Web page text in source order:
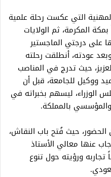
التي عكست رحلة علمية
المكرمة، ثم الولايات
على درجتي الماجستير
عودته، أنطلقت رحلته
حيث تدرج في المناصب
ووكيل للجامعة، قبل أن
الوزراء، ليسهم بخبراته في
والمؤسسي بالمملكة.
حيث فُتح باب النقاش،
عنها معالي الأستاذ
ورؤيته حول تنوع